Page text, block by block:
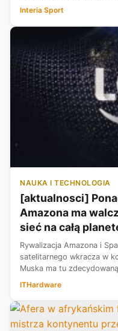
momencie, w którym
coraz trudniejsze do...
Interia Sport
NAUKA I TECHNOLOGIA
[aktualnosci]
Amazona ma
sieć na całą
Rywalizacja Amazona i
satelitarnego wkracza w
Muska ma tu
ITHardware